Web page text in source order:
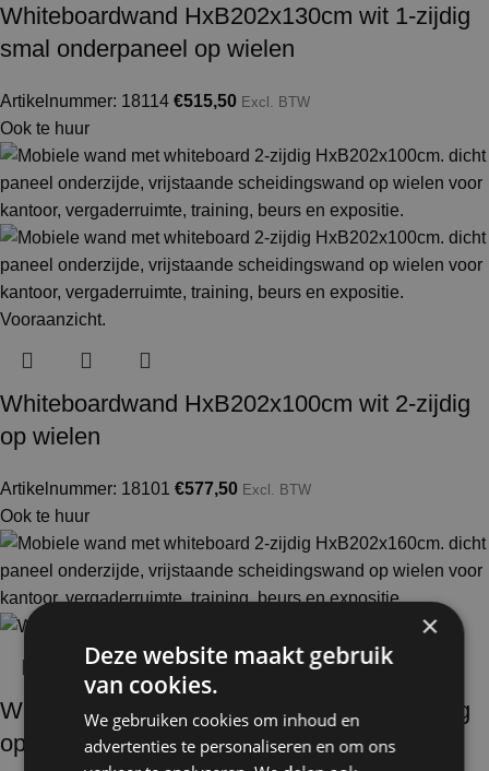
Whiteboardwand HxB202x130cm wit 1-zijdig
smal onderpaneel op wielen
Artikelnummer: 18114 €515,50 Excl. BTW
Ook te huur
Whiteboardwand HxB202x100cm wit 2-zijdig
op wielen
Artikelnummer: 18101 €577,50 Excl. BTW
Ook te huur
Whiteboardwand HxB202x160cm wit 2-zijdig
op wielen
×
Deze website maakt gebruik
van cookies.
We gebruiken cookies om inhoud en
advertenties te personaliseren en om ons